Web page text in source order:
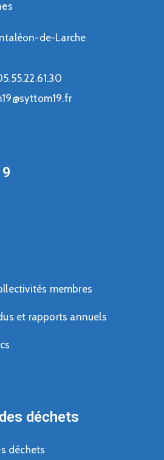
de-Larche
membres
et rapports annuels
déchets
déchets